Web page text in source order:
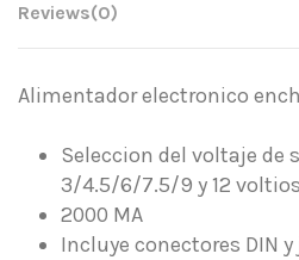
Reviews(0)
Alimentador electronico
Seleccion del voltaje de
3/4.5/6/7.5/9 y 12
2000 MA
Incluye conectores DIN